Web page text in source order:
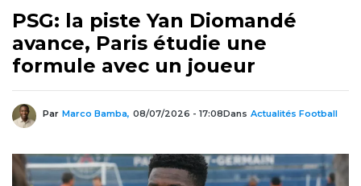
PSG: la piste Yan Diomandé
avance, Paris étudie une
formule avec un joueur
Par Marco Bamba, 08/07/2026 - 17:08Dans Actualités Football